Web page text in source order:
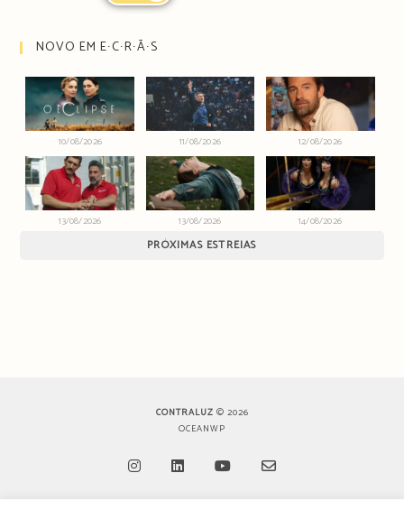
NOVO EM E∙C∙R∙Ã∙S
10/08/2026 11/08/2026 12/08/2026
13/08/2026 13/08/2026 14/08/2026
PRÓXIMAS ESTREIAS
CONTRALUZ © 2026
OCEANWP